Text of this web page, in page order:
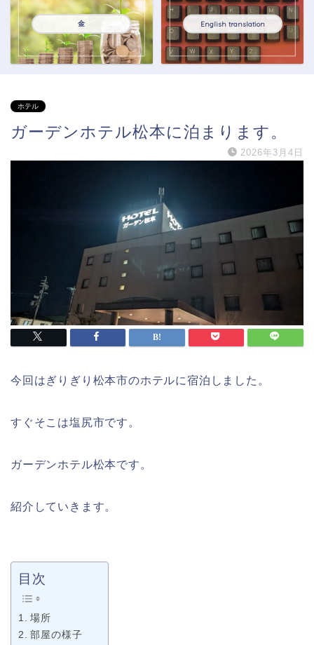
金 English translation
ホテル
ガーデンホテル松本に泊まります。
2026年3月4日
今回はぎりぎり松本市のホテルに宿泊しました。
すぐそこは塩尻市です。
ガーデンホテル松本です。
紹介していきます。
目次
場所
部屋の様子